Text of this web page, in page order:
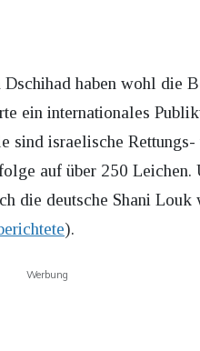
haben wohl die
ein internationales
israelische
auf über 250
die deutsche Shani
).
Werbung